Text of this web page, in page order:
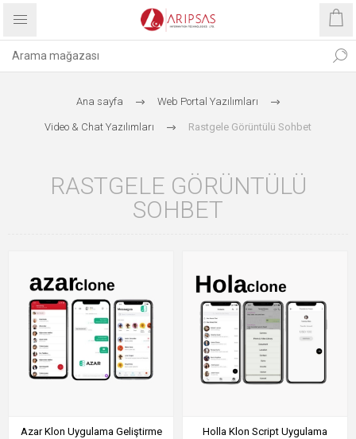
Ana sayfa Web Portal Yazılımları
Video & Chat Yazılımları Rastgele Görüntülü Sohbet
RASTGELE GÖRÜNTÜLÜ
SOHBET
Azar Klon Uygulama Geliştirme
Holla Klon Script Uygulama